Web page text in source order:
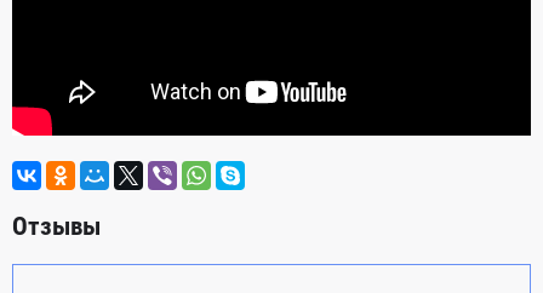
Отзывы